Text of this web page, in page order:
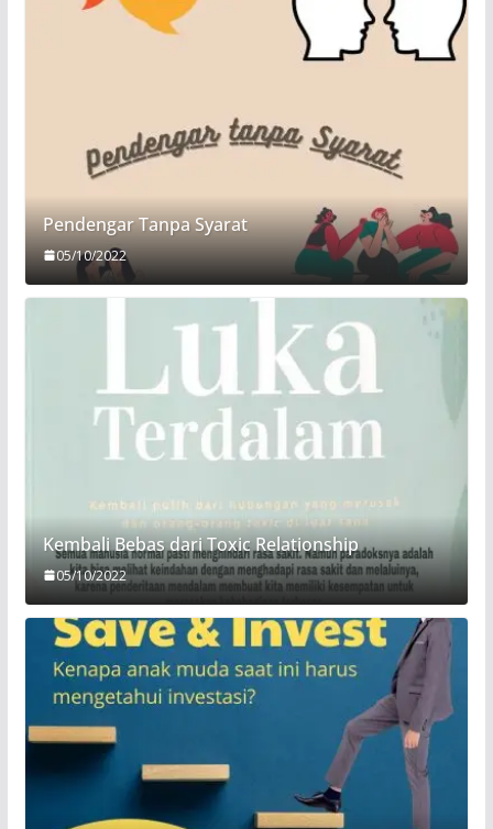
Pendengar Tanpa Syarat
05/10/2022
Kembali Bebas dari Toxic Relationship
05/10/2022